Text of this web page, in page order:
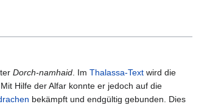
Dorch-namhaid . Im Thalassa-Text wird die
Hilfe der Alfar konnte er jedoch auf die
bekämpft und endgültig gebunden. Dies